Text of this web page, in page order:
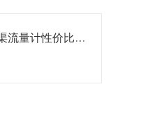
国产超声波明渠流量计性价比测评 恒美智造HM-MQ50成优选